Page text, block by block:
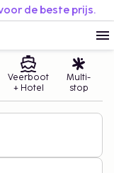
de beste prijs.
Veerboot
+ Hotel
Multi-
stop